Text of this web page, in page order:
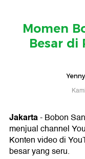
Momen
Besar di
Jakarta- Bobon
menjual channel
Konten video di
besar yang seru.